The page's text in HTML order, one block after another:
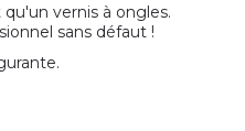
vernis à ongles.
sans défaut !